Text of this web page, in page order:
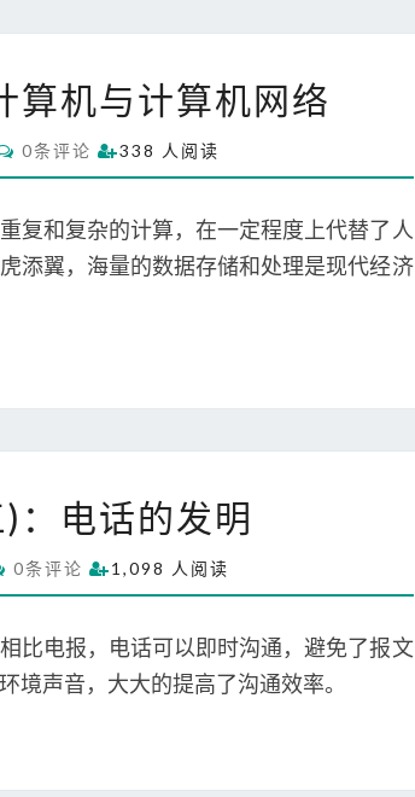
算机与计算机网络
C
O
M
E
N
T
S
0条评论 338 人阅读
复和复杂的计算，在一定程度上代替了人
添翼，海量的数据存储和处理是现代经济
史
：电话的发明
C
O
M
E
N
T
S
0条评论 1,098 人阅读
比电报，电话可以即时沟通，避免了报文
境声音，大大的提高了沟通效率。